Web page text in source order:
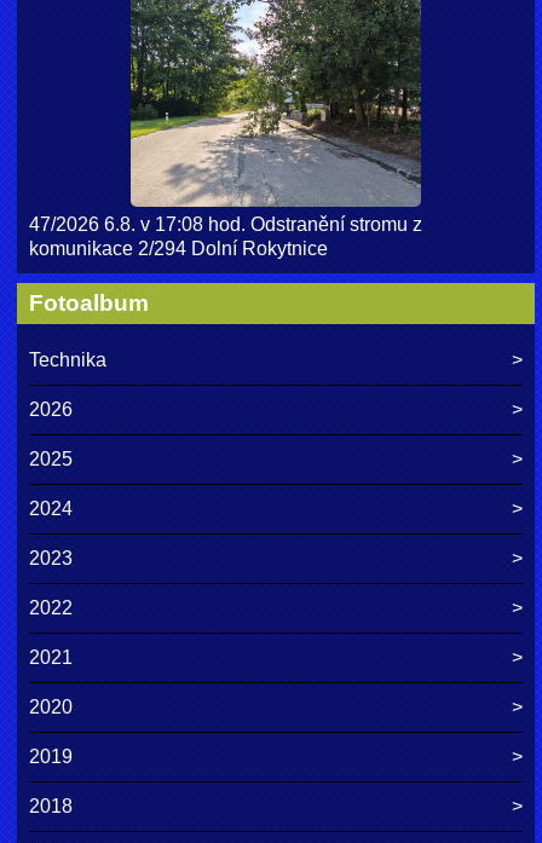
47/2026 6.8. v 17:08 hod. Odstranění stromu z
komunikace 2/294 Dolní Rokytnice
Fotoalbum
Technika
2026
2025
2024
2023
2022
2021
2020
2019
2018